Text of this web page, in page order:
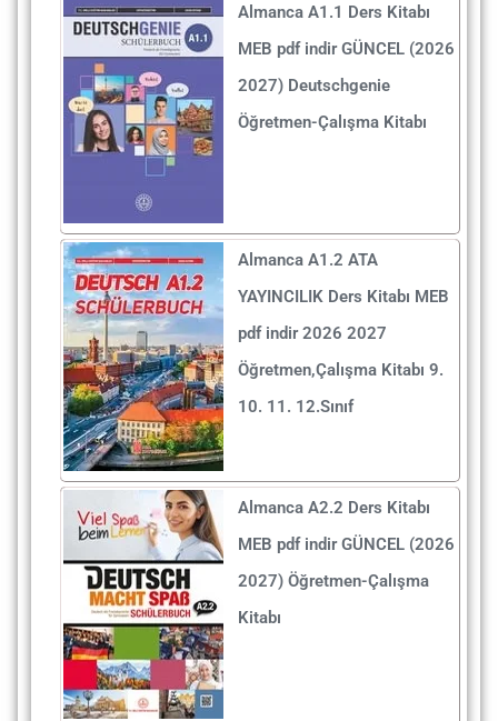
Almanca A1.1 Ders Kitabı
MEB pdf indir GÜNCEL (2026
2027) Deutschgenie
Öğretmen-Çalışma Kitabı
Almanca A1.2 ATA
YAYINCILIK Ders Kitabı MEB
pdf indir 2026 2027
Öğretmen,Çalışma Kitabı 9.
10. 11. 12.Sınıf
Almanca A2.2 Ders Kitabı
MEB pdf indir GÜNCEL (2026
2027) Öğretmen-Çalışma
Kitabı